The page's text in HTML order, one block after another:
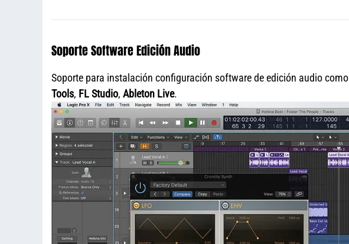
Soporte Software Edición Audio
Soporte para instalación configuración software de edición audio como
Tools, FL Studio, Ableton Live.